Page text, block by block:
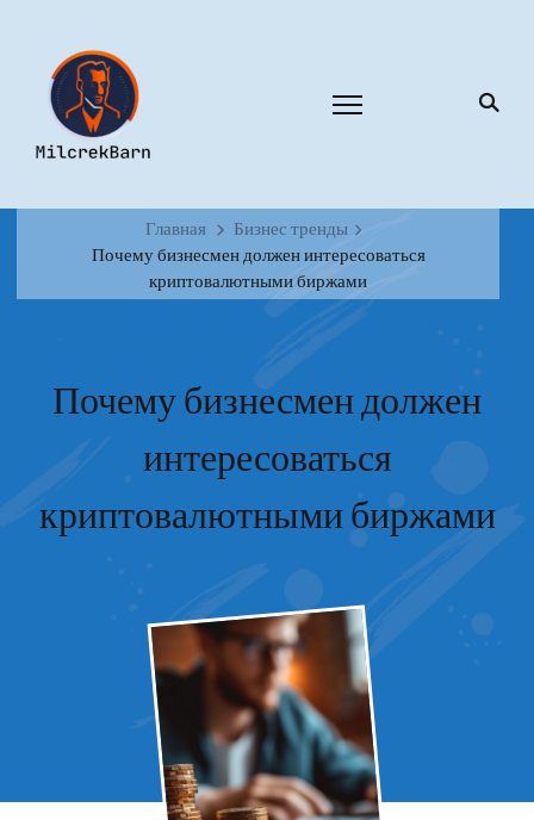
Главная
Бизнес тренды
Почему бизнесмен должен интересоваться
криптовалютными биржами
Почему бизнесмен должен
интересоваться
криптовалютными биржами